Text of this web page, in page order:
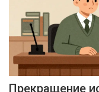
Прекращение